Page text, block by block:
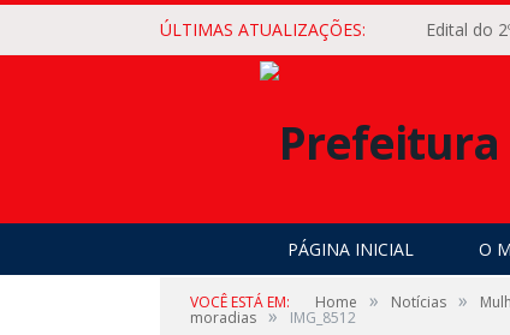
ÚLTIMAS ATUALIZAÇÕES: Edital do
PÁGINA INICIAL O
VOCÊ ESTÁ EM: Home » Notícias »
moradias » IMG_8512